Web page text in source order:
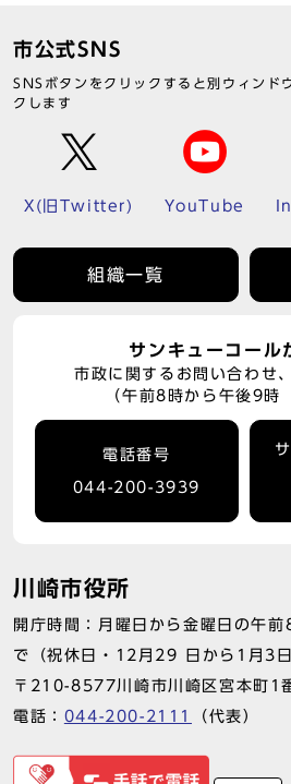
市公式SNS
SNSボタンをクリックすると別ウィンド
クします
X(旧Twitter) YouTube
組織一覧
サンキューコール
市政に関するお問い合わせ
（午前8時から午後9時
電話番号
044-200-3939
川崎市役所
開庁時間：月曜日から金曜日の午
で（祝休日・12月29 日から1月3日
〒210-8577川崎市川崎区宮本町1
電話： 044-200-2111 （代表）